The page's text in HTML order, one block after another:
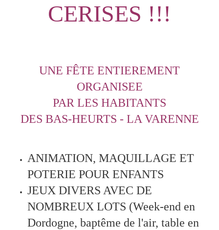
CERISES !!!
UNE FÊTE ENTIEREMENT
ORGANISEE
PAR LES HABITANTS
DES BAS-HEURTS - LA VARENNE
ANIMATION, MAQUILLAGE ET
POTERIE POUR ENFANTS
JEUX DIVERS AVEC DE
NOMBREUX LOTS (Week-end en
Dordogne, baptême de l'air, table en